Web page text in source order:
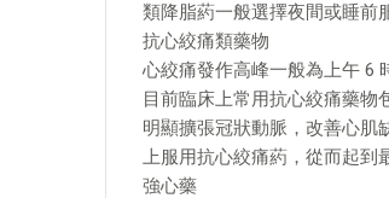
類降脂葯一般選擇夜間或睡前
抗心絞痛類藥物
心絞痛發作高峰一般為上午 6
目前臨床上常用抗心絞痛藥
明顯擴張冠狀動脈，改善心肌
上服用抗心絞痛葯，從而起到
強心藥